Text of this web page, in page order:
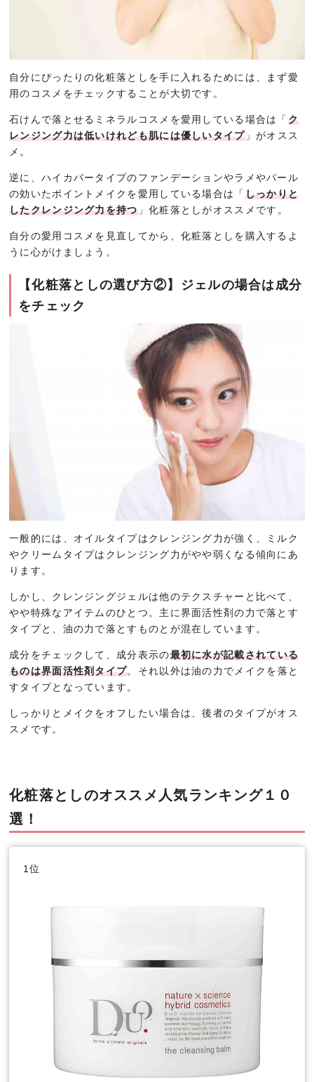
自分にぴったりの化粧落としを手に入れるためには、まず愛
用のコスメをチェックすることが大切です。
石けんで落とせるミネラルコスメを愛用している場合は「ク
レンジング力は低いけれども肌には優しいタイプ」がオスス
メ。
逆に、ハイカバータイプのファンデーションやラメやパール
の効いたポイントメイクを愛用している場合は「しっかりと
したクレンジング力を持つ」化粧落としがオススメです。
自分の愛用コスメを見直してから、化粧落としを購入するよ
うに心がけましょう。
【化粧落としの選び方②】ジェルの場合は成分
をチェック
一般的には、オイルタイプはクレンジング力が強く、ミルク
やクリームタイプはクレンジング力がやや弱くなる傾向にあ
ります。
しかし、クレンジングジェルは他のテクスチャーと比べて、
やや特殊なアイテムのひとつ。主に界面活性剤の力で落とす
タイプと、油の力で落とすものとが混在しています。
成分をチェックして、成分表示の最初に水が記載されている
ものは界面活性剤タイプ。それ以外は油の力でメイクを落と
すタイプとなっています。
しっかりとメイクをオフしたい場合は、後者のタイプがオス
スメです。
化粧落としのオススメ人気ランキング１０
選！
1位